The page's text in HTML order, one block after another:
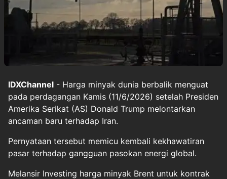
IDXChannel - Harga minyak dunia berbalik menguat
pada perdagangan Kamis (11/6/2026) setelah Presiden
Amerika Serikat (AS) Donald Trump melontarkan
ancaman baru terhadap Iran.
Pernyataan tersebut memicu kembali kekhawatiran
pasar terhadap gangguan pasokan energi global.
Melansir Investing harga minyak Brent untuk kontrak